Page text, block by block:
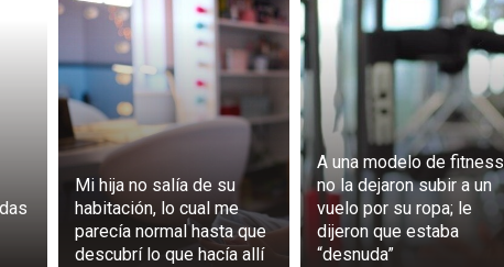
Mi hija no salía de su
habitación, lo cual me
parecía normal hasta que
descubrí lo que hacía allí
A una modelo de fitness
no la dejaron subir a un
vuelo por su ropa; le
dijeron que estaba
“desnuda”